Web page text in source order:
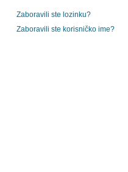
Zaboravili ste lozinku?
Zaboravili ste korisničko ime?